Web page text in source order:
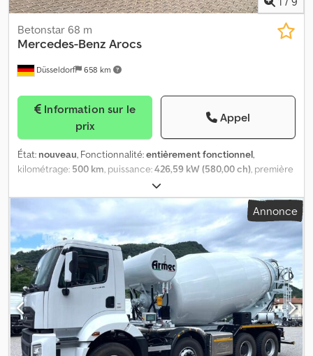
Düsseldorf 658 km
Betonstar 68 m
Mercedes-Benz Arocs
prix
Appel
État: nouveau, Fonctionnalité:entièrement fonctionnel,
kilométrage: 500 km, puissance:426,59 kW (580,00 ch), première
, type de carburant:
62 000 kg, poids total:62 000 kg, configuration d'essieux:12x6,
carburant:
, freins: frein moteur blanc
, cabine
conducteur:cabine courte , type d'engrenage:automatique
classe d'émission:Euro 6, suspension:lame parabolique (ressort)
poids en ordre de marche:62 000 kg, Équipement:ABS, blocage
de différentiel, climatisation, contrôle de traction, faible niveau
de bruit, régulateur de vitesse , Pompe à béton BST 68 - 6RZ
Betonstar toute neuve sur Mercedes-Benz Arocs 4458 12x4. Avec
tous les accessoires nécessaires, 6 flèches, longueur 14,3 m,
système de stabilité laser. Zone d’installation très réduite.
Chsdexixigepfx Ah Rsa
Annonce